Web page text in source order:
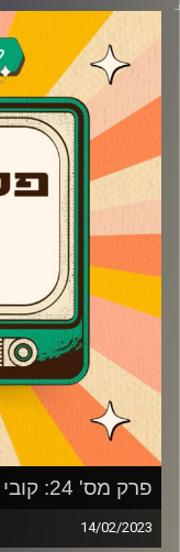
לשיחה אחד על אחד
שהתגשם בתחום
וגאליס ועל הדרך
בנוסף, תובל מספר
כתיבת השירים וגם
הפסטיגל שלו?
קרדיט תמונות:
פרק מס' 24: קובי מחט
14/02/2023